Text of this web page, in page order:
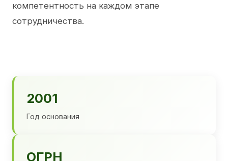
компетентность на каждом этапе
сотрудничества.
2001
Год основания
ОГРН